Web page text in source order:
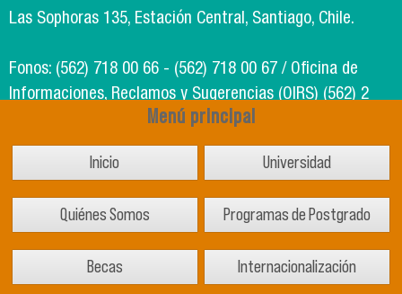
Menú principal
Inicio Universidad
Quiénes Somos Programas de Postgrado
Becas Internacionalización
Las Sophoras 135, Estación Central, Santiago, Chile.
Fonos: (562) 718 00 66 - (562) 718 00 67 / Oficina de
Informaciones, Reclamos y Sugerencias (OIRS) (562) 2
Soporte Informático Segic: (562) 718 02 25